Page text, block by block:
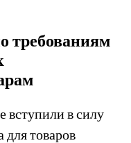
требованиям
вступили в силу
товаров